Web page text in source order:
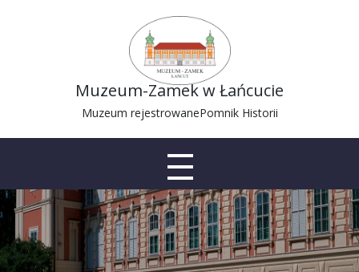
Muzeum-Zamek w Łańcucie
Muzeum rejestrowanePomnik Historii